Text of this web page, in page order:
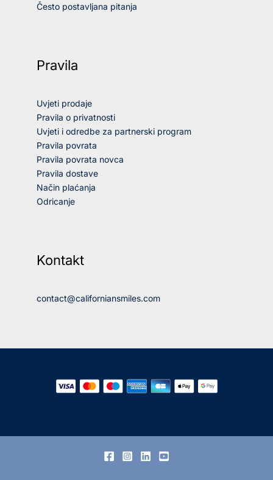
Često postavljana pitanja
Pravila
Uvjeti prodaje
Pravila o privatnosti
Uvjeti i odredbe za partnerski program
Pravila povrata
Pravila povrata novca
Pravila dostave
Način plaćanja
Odricanje
Kontakt
contact@californiansmiles.com